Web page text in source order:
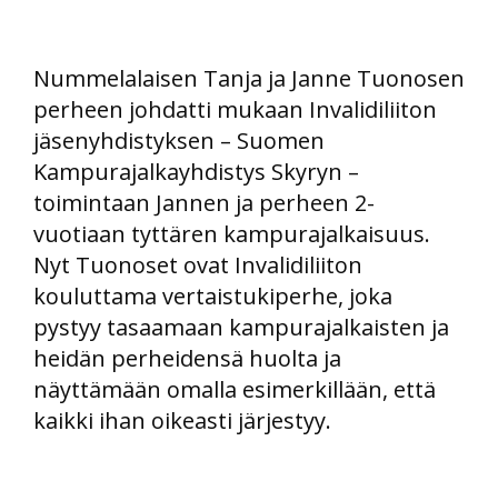
Nummelalaisen Tanja ja Janne Tuonosen
perheen johdatti mukaan Invalidiliiton
jäsenyhdistyksen – Suomen
Kampurajalkayhdistys Skyryn –
toimintaan Jannen ja perheen 2-
vuotiaan tyttären kampurajalkaisuus.
Nyt Tuonoset ovat Invalidiliiton
kouluttama vertaistukiperhe, joka
pystyy tasaamaan kampurajalkaisten ja
heidän perheidensä huolta ja
näyttämään omalla esimerkillään, että
kaikki ihan oikeasti järjestyy.